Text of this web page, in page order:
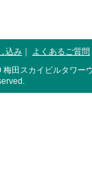
込み よくあるご質問
田スカイビルタワー